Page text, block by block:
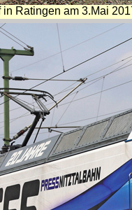
Ratingen am 3.Mai